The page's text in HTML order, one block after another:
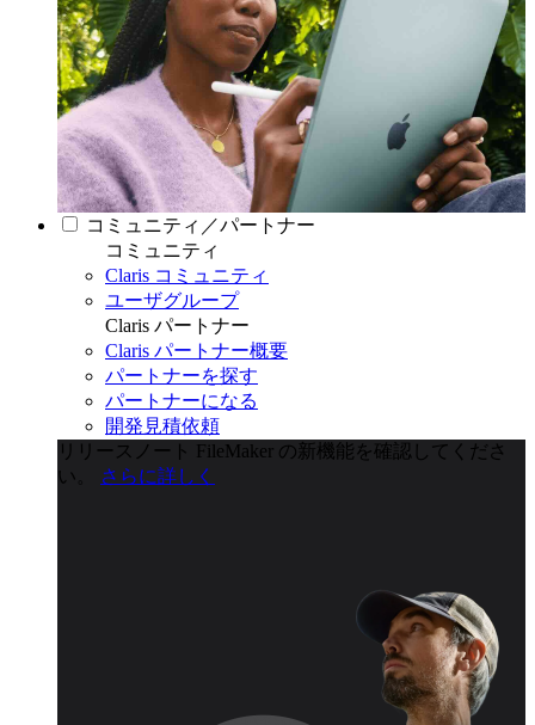
コミュニティ／パートナー
コミュニティ
Claris コミュニティ
ユーザグループ
Claris パートナー
Claris パートナー概要
パートナーを探す
パートナーになる
開発見積依頼
リリースノート
FileMaker の新機能を確認してくださ
い。
さらに詳しく